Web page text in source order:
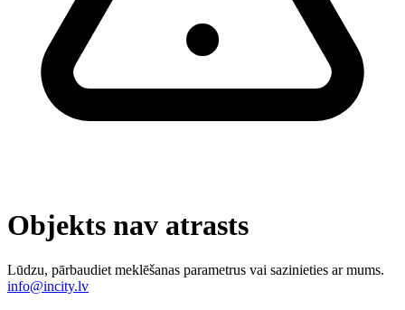
Objekts nav atrasts
Lūdzu, pārbaudiet meklēšanas parametrus vai sazinieties ar mums.
info@incity.lv